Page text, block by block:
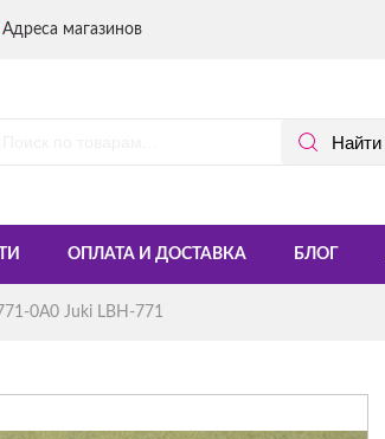
Адреса магазинов
ОПЛАТА И ДОСТАВКА БЛОГ
0A0 Juki LBH-771